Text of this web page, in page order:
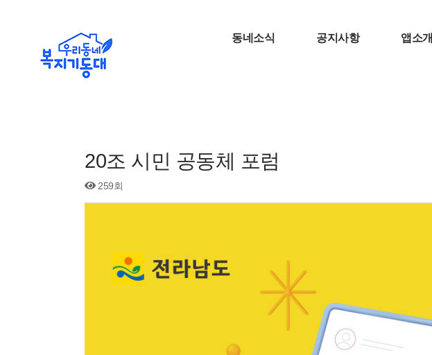
동네소식 공지사항 앱소개
20조 시민 공동체 포럼
259회